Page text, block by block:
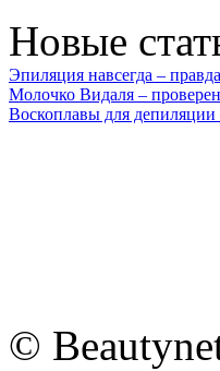
Новые
Эпиляция навсегда –
Молочко Видаля –
Воскоплавы для
©